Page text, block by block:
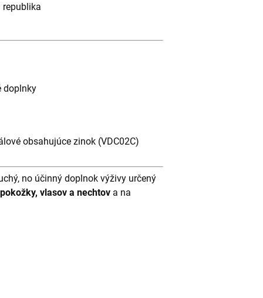
republika
doplnky
obsahujúce zinok (VDC02C)
no účinný doplnok výživy určený
vlasov a nechtov a na